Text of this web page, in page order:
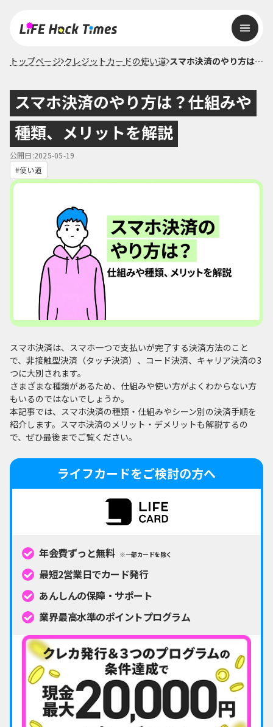
トップページ クレジットカードの使い道 スマホ決済のやり方は？仕組みや種類、メリットを解説
スマホ決済のやり方は？仕組みや
種類、メリットを解説
公開日:2025-05-19
使い道
スマホ決済は、スマホ一つで支払いが完了する決済方法のこと
で、非接触型決済（タッチ決済）、コード決済、キャリア決済の3
つに大別されます。
さまざまな種類があるため、仕組みや使い方がよくわからない方
もいるのではないでしょうか。
本記事では、スマホ決済の種類・仕組みやシーン別の決済手順を
紹介します。スマホ決済のメリット・デメリットも解説するの
で、ぜひ最後までご覧ください。
ライフカードをご検討の方へ
年会費ずっと無料 ※一部カードを除く
最短2営業日でカード発行
あんしんの保障・サポート
業界最高水準のポイントプログラム